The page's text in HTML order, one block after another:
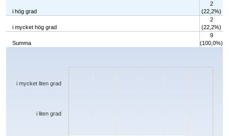
i hög grad
2
(22,2%)
i mycket hög grad
2
(22,2%)
Summa
9
(100,0%)
Chart
The chart has 1 X axis displaying categories.
i liten grad
i mycket liten grad